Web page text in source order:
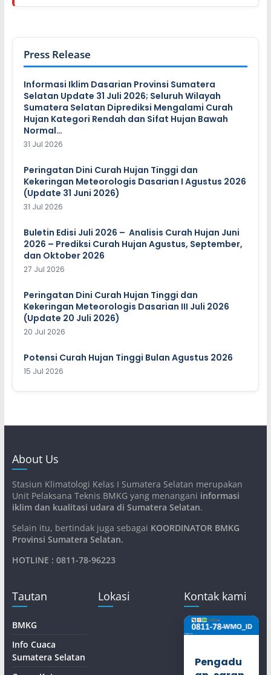
Press Release
Informasi Iklim Dasarian Provinsi Sumatera
Selatan Update 31 Juli 2026; Seluruh Wilayah
Sumatera Selatan Diprediksi Mengalami Curah
Hujan Kategori Rendah dan Sifat Hujan Bawah
Normal…
31 Jul 2026
Peringatan Dini Curah Hujan Tinggi dan
Kekeringan Meteorologis Dasarian I Agustus 2026
(Update 31 Juni 2026)
31 Jul 2026
Buletin Edisi Juli 2026 – Analisis Curah Hujan Juni
2026 – Prediksi Curah Hujan Agustus, September,
dan Oktober 2026
27 Jul 2026
Peringatan Dini Curah Hujan Tinggi dan
Kekeringan Meteorologis Dasarian III Juli 2026
(Update 20 Juli 2026)
20 Jul 2026
Potensi Curah Hujan Tinggi Bulan Agustus 2026
15 Jul 2026
About Us
Stasiun Klimatologi Kelas I Sumatera Selatan merupakan
Unit Pelaksana Teknis BMKG yang menangani informasi
iklim dan kualitasi udara di Sumatera Selatan.
Selain itu, bertindak juga sebagai KOORDINATOR BMKG
Provinsi Sumatera Selatan.
HOTLINE : 0811-78-96223
Tautan
BMKG
Info Cuaca
Sumatera Selatan
Lokasi Kontak kami
Pengadu